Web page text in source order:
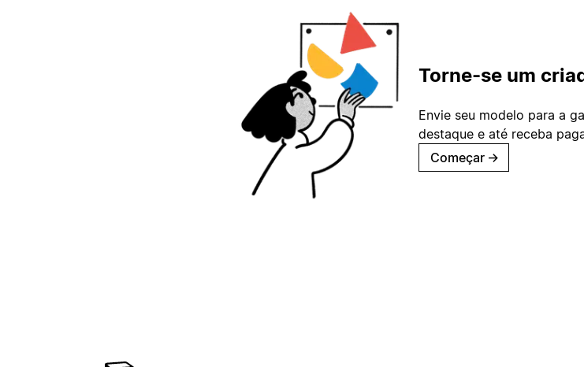
Torne-se um
Envie seu modelo para a
destaque e até receba
Começar →